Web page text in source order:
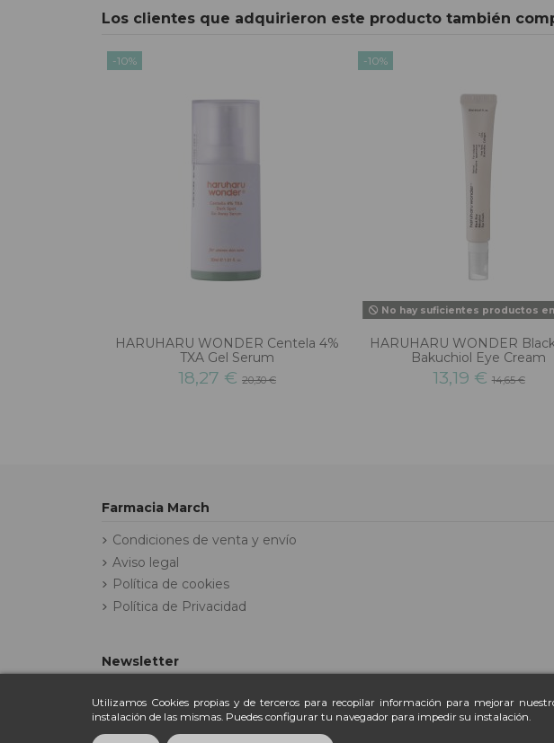
Utilizamos Cookies propias y de terceros para recopilar información para mejorar
instalación de las mismas. Puedes configurar tu navegador para impedir su instalación.
Los clientes que adquirieron este producto también
-10%
HARUHARU WONDER Centela 4%
TXA Gel Serum
18,27 € 20,30 €
-10%
No hay suficientes productos
HARUHARU WONDER
Bakuchiol Eye Cream
13,19 €14,65 €
Farmacia March
Condiciones de venta y envío
Aviso legal
Política de cookies
Política de Privacidad
Newsletter